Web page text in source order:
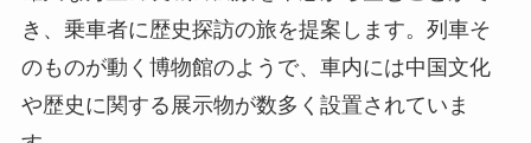
秦皇島市にある長城号文化旅游列車は、中国の豊
かな歴史と現代の快適性を融合させたユニークな
観光体験を提供します。この特別な観光列車は、